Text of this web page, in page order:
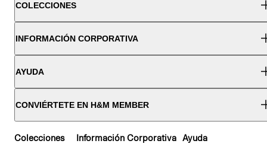
COLECCIONES
INFORMACIÓN CORPORATIVA
AYUDA
CONVIÉRTETE EN H&M MEMBER
Colecciones Información Corporativa Ayuda